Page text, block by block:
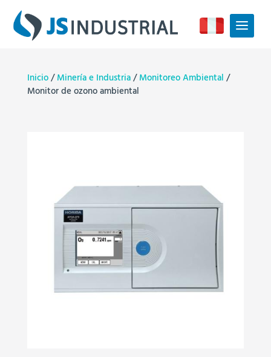
Inicio/Minería e Industria/Monitoreo Ambiental/
Monitor de ozono ambiental